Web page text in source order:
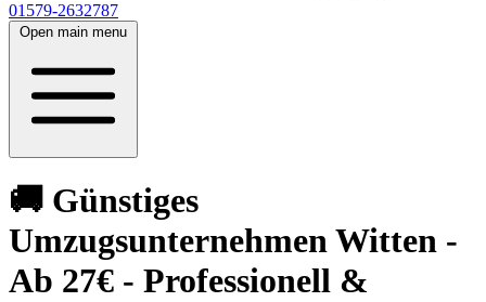
01579-2632787
Open main menu
🚚 Günstiges
Umzugsunternehmen Witten -
Ab 27€ - Professionell &